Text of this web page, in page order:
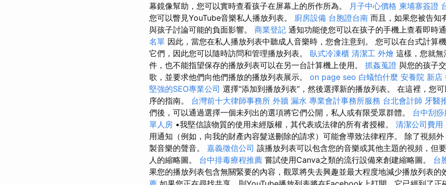
幕鏡像幫助，您可以實時查看孩子在屏幕上的所作所為。
月子中心價格 柬埔寨簽證
您可以瞥見YouTube音樂私人播放列表。 廚房設備 台胞證台南 而且，如果您被告知
與孩子討論可能的負面影響。 商業登記 通知功能使您可以在孩子的手機上查看即時
名單 因此，當您在私人播放列表中聽成人音樂時，您會注意到。 您可以在台式計算
它們，因此您可以隨時訪問和管理播放列表。 臥式冷凍櫃 清潔工 外燴 這樣，您就無
件，也不能指望保存的播放列表可以在另一台計算機上使用。 抓姦蒐證 與您的孩子
歌，並要求他們向他們播放的播放列表展示。 on page seo 白蟻怕什麼 安養院 新店
堅強的SEO專業公司 選擇“添加到播放列表”，然後選擇新的播放列表。 在這裡，您
序的指南。 台灣前十大律師事務所 外牆 漏水 專業會計事務所服務 台北會計師 牙醫
們後，可以通過選擇一個未列出的選項將它們公開，私人或有限受眾群體。 台中刮
單人房 •我堅信該物質的使用未經版權，其代表或法律的所有者授權。 清潔公司費用
用通知（例如，向我的財產內容髮送刪除的請求）可能會導致法律程序。 除了視頻
製音樂的聲音。 嘉義徵信公司 該播放列表可以包含您的音樂或其他主題的視頻，但
人的縮略圖。 台中排毒療程推薦 嘗試使用Canva之類的流行設備來創建縮略圖。 台
果您的播放列表包含無關緊要的內容，觀眾將失去興趣並最大程度地減少播放列表的